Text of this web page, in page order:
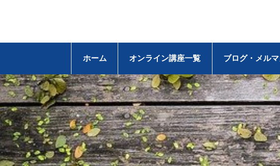
ホーム オンライン講座一覧 ブログ・メル